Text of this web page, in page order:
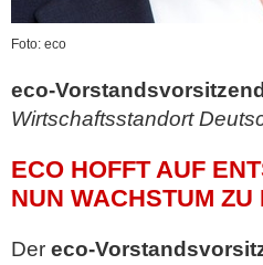
Foto: eco
eco-
Wirtschaftsstandort
ECO HOFFT AUF
NUN WACHSTUM ZU
Der eco-